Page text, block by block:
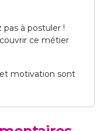
à postuler !
ce métier
motivation sont